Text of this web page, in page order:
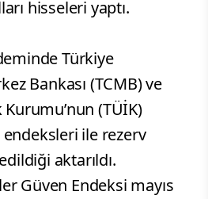
hisseleri yaptı.
Türkiye
Bankası (TCMB) ve
(TÜİK)
endeksleri ile rezerv
aktarıldı.
Güven Endeksi mayıs